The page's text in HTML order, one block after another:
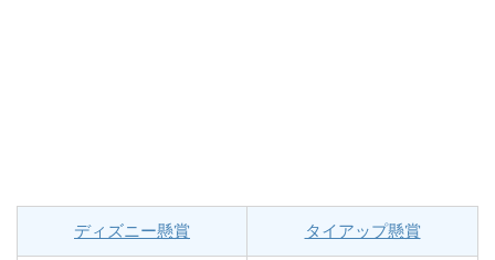
ディズニー懸賞 タイアップ懸賞